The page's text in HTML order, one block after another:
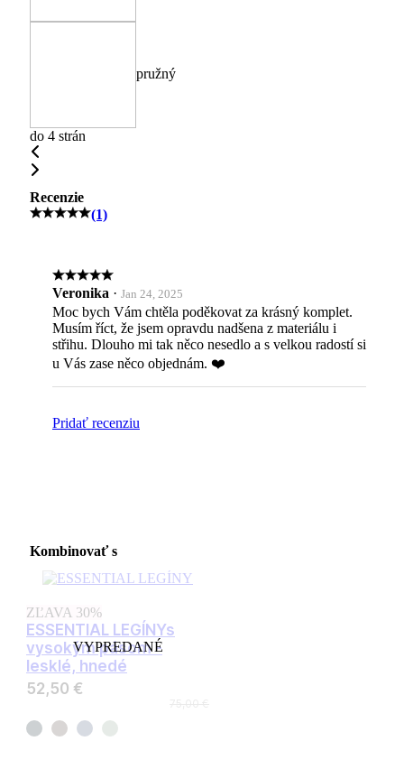
pružný
do 4 strán
Recenzie
(1)
Veronika · Jan 24, 2025
Moc bych Vám chtěla poděkovat za krásný komplet.
Musím říct, že jsem opravdu nadšena z materiálu i
střihu. Dlouho mi tak něco nesedlo a s velkou radostí si
u Vás zase něco objednám. ❤️
Pridať recenziu
Kombinovať s
ZĽAVA 30%
ESSENTIAL LEGÍNYs
vysokým pásom -
lesklé, hnedé
52,50 €
VYPREDANÉ